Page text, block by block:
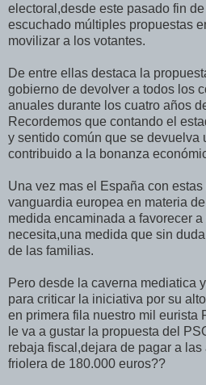
electoral,desde este pasado fin
escuchado múltiples propuestas
movilizar a los votantes.
De entre ellas destaca la
gobierno de devolver a todos los
anuales durante los cuatro años
Recordemos que contando el
y sentido común que se devuelva
contribuido a la bonanza
Una vez mas el España con
vanguardia europea en materia
medida encaminada a favorecer
necesita,una medida que sin
de las familias.
Pero desde la caverna mediatica
para criticar la iniciativa por su
en primera fila nuestro mil eurista
le va a gustar la propuesta del
rebaja fiscal,dejara de pagar a las
friolera de 180.000 euros??